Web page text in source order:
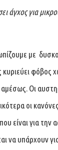
άγχος για
με
φόβος
Οι
οι
είναι για την
να υπάρχουν